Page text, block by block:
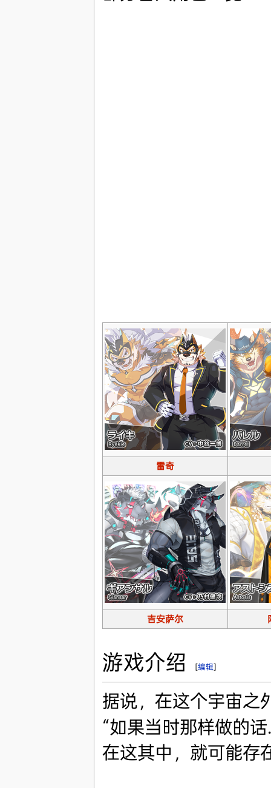
雷奇
吉安萨尔
游戏介绍 [编辑]
据说，在这个宇宙之
“如果当时那样做的
在这其中，就可能存